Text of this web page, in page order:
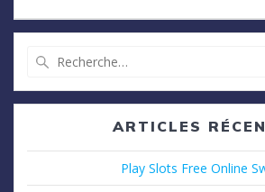
:
ARTICLES
Play Slots Free Online